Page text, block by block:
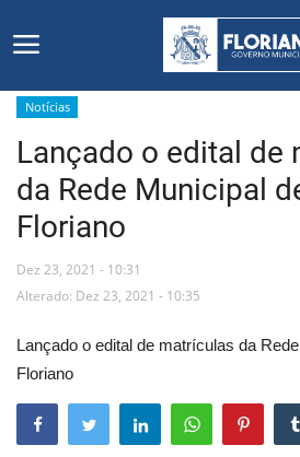
Início
Editais
Floriano
Mural de Licitações
Notícias
Notícias
Lançado o edital de
da Rede Municipal
Floriano
Dez 23, 2021 - 10:31
Alterado: Dez 23, 2021 - 10:35
Lançado o edital de matrículas da
Floriano